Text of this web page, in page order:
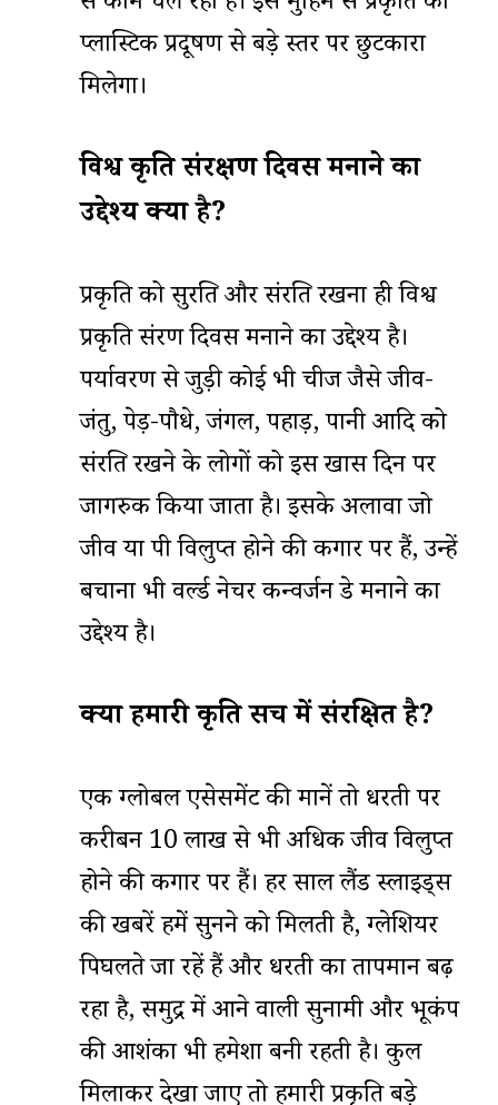
प्लास्टिक प्रदूषण से बड़े स्तर पर छुटकारा
मिलेगा।
विश्व प्रकृति संरक्षण दिवस मनाने का
उद्देश्य क्या है?
प्रकृति को सुरक्षित और संरक्षित रखना ही विश्व
प्रकृति संरक्षण दिवस मनाने का उद्देश्य है।
पर्यावरण से जुड़ी कोई भी चीज जैसे जीव-
जंतु, पेड़-पौधे, जंगल, पहाड़, पानी आदि को
संरक्षित रखने के लोगों को इस खास दिन पर
जागरुक किया जाता है। इसके अलावा जो
जीव या पक्षी विलुप्त होने की कगार पर हैं, उन्हें
बचाना भी वर्ल्ड नेचर कन्वर्जन डे मनाने का
उद्देश्य है।
क्या हमारी प्रकृति सच में संरक्षित है?
एक ग्लोबल एसेसमेंट की मानें तो धरती पर
करीबन 10 लाख से भी अधिक जीव विलुप्त
होने की कगार पर हैं। हर साल लैंड स्लाइड्स
की खबरें हमें सुनने को मिलती है, ग्लेशियर
पिघलते जा रहें हैं और धरती का तापमान बढ़
रहा है, समुद्र में आने वाली सुनामी और भूकंप
की आशंका भी हमेशा बनी रहती है। कुल